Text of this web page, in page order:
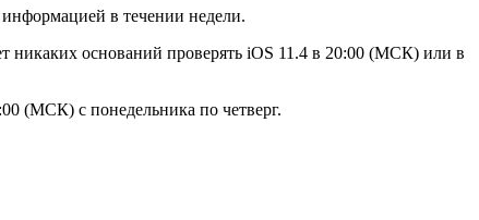
в течении недели.
никаких оснований проверять iOS 11.4 в 20:00 (МСК) или в
(МСК) с понедельника по четверг.